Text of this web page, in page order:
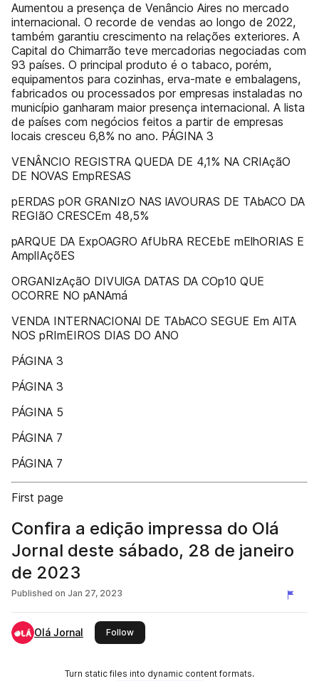
Aumentou a presença de Venâncio Aires no mercado
internacional. O recorde de vendas ao longo de 2022,
também garantiu crescimento na relações exteriores. A
Capital do Chimarrão teve mercadorias negociadas com
93 países. O principal produto é o tabaco, porém,
equipamentos para cozinhas, erva-mate e embalagens,
fabricados ou processados por empresas instaladas no
município ganharam maior presença internacional. A lista
de países com negócios feitos a partir de empresas
locais cresceu 6,8% no ano. PÁGINA 3
VENÂNCIO REGISTRA QUEDA DE 4,1% NA CRIAçãO
DE NOVAS EmpRESAS
pERDAS pOR GRANIzO NAS lAVOURAS DE TAbACO DA
REGIãO CRESCEm 48,5%
pARQUE DA ExpOAGRO AfUbRA RECEbE mElhORIAS E
AmplIAçõES
ORGANIzAçãO DIVUlGA DATAS DA COp10 QUE
OCORRE NO pANAmá
VENDA INTERNACIONAl DE TAbACO SEGUE Em AlTA
NOS pRImEIROS DIAS DO ANO
PÁGINA 3
PÁGINA 3
PÁGINA 5
PÁGINA 7
PÁGINA 7
First page
Confira a edição impressa do Olá
Jornal deste sábado, 28 de janeiro
de 2023
Published on Jan 27, 2023
Olá Jornal Followthis publisher
Turn static files into dynamic content formats.